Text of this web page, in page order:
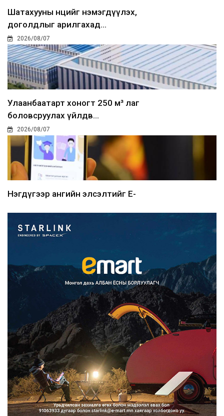
Шатахууны нөөцийг нэмэгдүүлэх,
доголдлыг арилгахад...
2026/08/07
Улаанбаатарт хоногт 250 м³ лаг
боловсруулах үйлдв...
2026/08/07
Нэгдүгээр ангийн элсэлтийг E-
Францад иргэд рүү зөвшөөрөлгүй
сурталчилгааны дууд...
2026/08/07
Нийтийн тээврийн Ч:19А чиглэлийн
замналд түр хугац...
2026/08/07